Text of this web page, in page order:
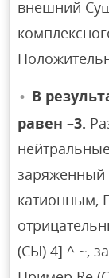
внешний
В
равен –3.
заряженный
катионным,
(СЫ) 4] ^ ~,